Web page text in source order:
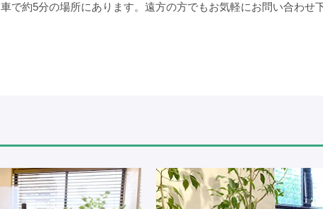
で約5分の場所にあります。遠方の方でもお気軽にお問い合わせ下